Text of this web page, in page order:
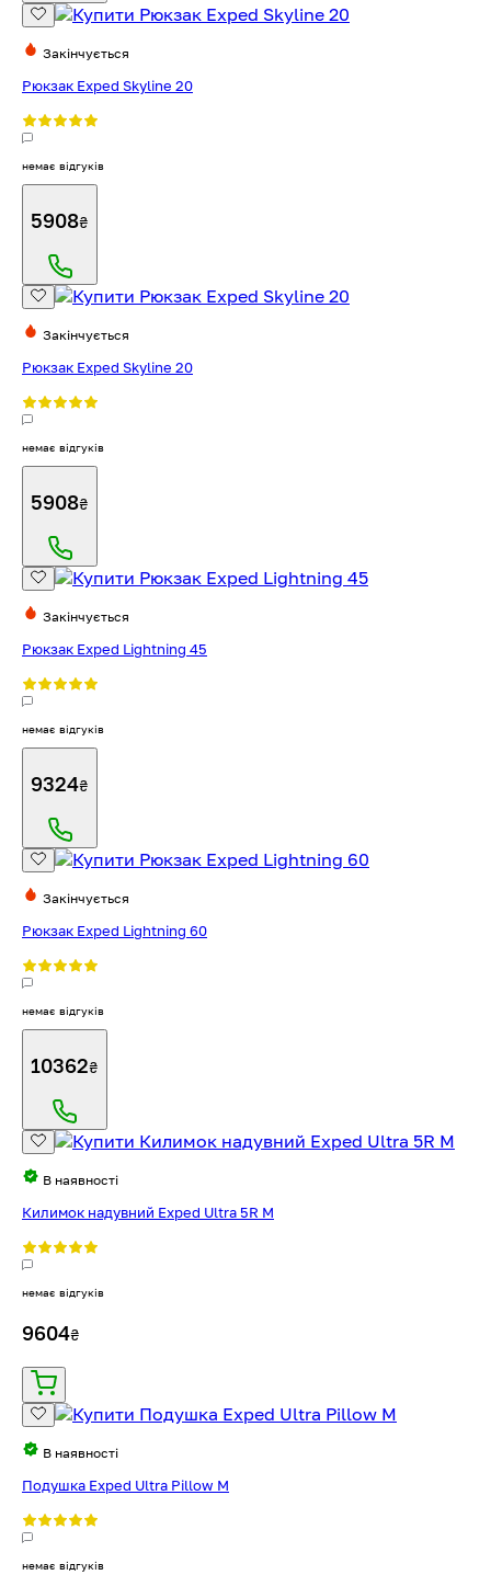
Закінчується
Рюкзак Exped Skyline 20
немає відгуків
5908₴
Закінчується
Рюкзак Exped Skyline 20
немає відгуків
5908₴
Закінчується
Рюкзак Exped Lightning 45
немає відгуків
9324₴
Закінчується
Рюкзак Exped Lightning 60
немає відгуків
10362₴
В наявності
Килимок надувний Exped Ultra 5R M
немає відгуків
9604₴
В наявності
Подушка Exped Ultra Pillow M
немає відгуків